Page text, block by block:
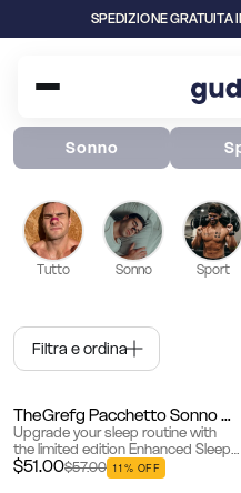
SPEDIZIONE GRATUITA
Sonno
Tutto Sonno Sport
Filtra e ordina
Edizione limitata TheGrefg Pacchetto Sonno Potenziato
Upgrade your sleep routine with
the limited edition Enhanced Sleep
Pack, designed in collaboration
with GREFG. This pack combines
$51.00$57.00 11% OFF